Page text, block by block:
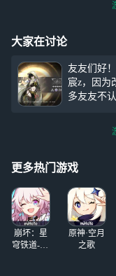
大家在讨论
友友们好
宸z，因为
多友友不
发1张周卡
方式：评
的友友打在
4-1.16 ios
前告知
更多热门游戏
崩坏：星
穹铁道-4.4
原神·空月
之歌